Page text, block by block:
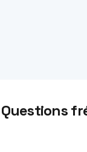
Questions